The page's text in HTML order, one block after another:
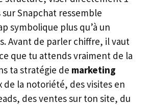
Snapchat ressemble
symbolique plus qu’à un
Avant de parler chiffre, il vaut
que tu attends vraiment de la
ta stratégie de marketing
de la notoriété, des visites en
des ventes sur ton site, du